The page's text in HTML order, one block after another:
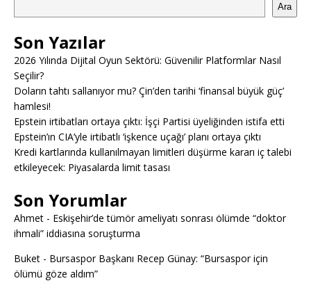
Ara
Son Yazılar
2026 Yılında Dijital Oyun Sektörü: Güvenilir Platformlar Nasıl
Seçilir?
Doların tahtı sallanıyor mu? Çin’den tarihi ‘finansal büyük güç’
hamlesi!
Epstein irtibatları ortaya çıktı: İşçi Partisi üyeliğinden istifa etti
Epstein’ın CIA’yle irtibatlı ‘işkence uçağı’ planı ortaya çıktı
Kredi kartlarında kullanılmayan limitleri düşürme kararı iç talebi
etkileyecek: Piyasalarda limit tasası
Son Yorumlar
Ahmet - Eskişehir’de tümör ameliyatı sonrası ölümde “doktor
ihmali” iddiasına soruşturma
Buket - Bursaspor Başkanı Recep Günay: “Bursaspor için
ölümü göze aldım”